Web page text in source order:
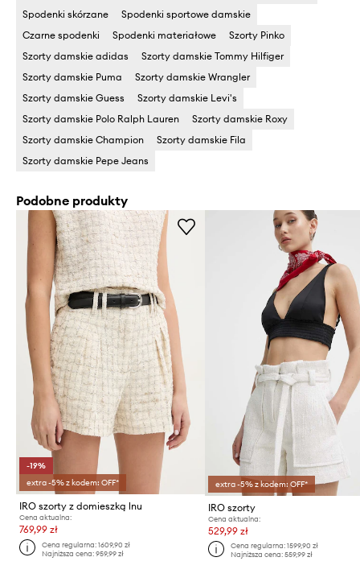
Spodenki skórzane
Spodenki sportowe damskie
Czarne spodenki
Spodenki materiałowe
Szorty Pinko
Szorty damskie adidas
Szorty damskie Tommy Hilfiger
Szorty damskie Puma
Szorty damskie Wrangler
Szorty damskie Guess
Szorty damskie Levi's
Szorty damskie Polo Ralph Lauren
Szorty damskie Roxy
Szorty damskie Champion
Szorty damskie Fila
Szorty damskie Pepe Jeans
Podobne produkty
-19%
extra -5% z kodem: OFF*
IRO szorty z domieszką lnu
Cena aktualna:
769,99 zł
Cena regularna:1609,90 zł
Najniższa cena:959,99 zł
extra -5% z kodem: OFF*
IRO szorty
Cena aktualna:
529,99 zł
Cena regularna: 1599,90 zł
Najniższa cena: 559,99 zł